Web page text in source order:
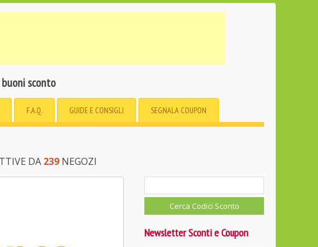
sconto
F.A.Q. GUIDE E CONSIGLI SEGNALA COUPON
DA 239NEGOZI
Newsletter Sconti e Coupon